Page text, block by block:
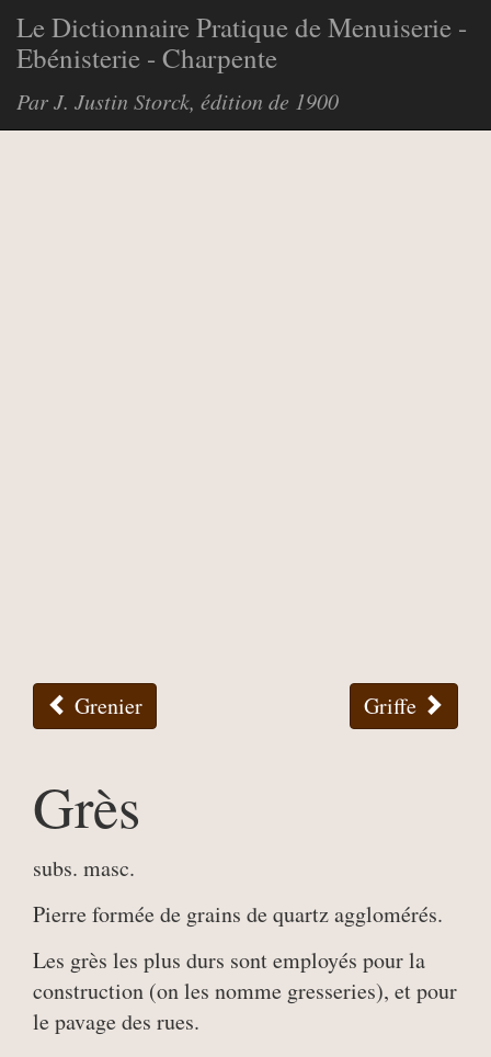
Le Dictionnaire Pratique de Menuiserie -
Ebénisterie - Charpente
Par J. Justin Storck, édition de 1900
Grenier Griffe
Grès
subs. masc.
Pierre formée de grains de quartz agglomérés.
Les grès les plus durs sont employés pour la
construction (on les nomme gresseries), et pour
le pavage des rues.